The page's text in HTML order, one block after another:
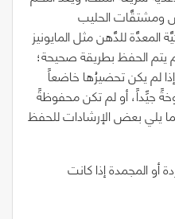
ومشتقَّات الحليب
للدَّهن مثل المايونيز
يتم الحفظ بطريقة صحيحة؛
لم يكن تحضيرُها خاضعاً
جيِّداً، أو لم تكن محفوظةً
يلي بعض الإرشادات للحفظ
أو المجمدة إذا كانت